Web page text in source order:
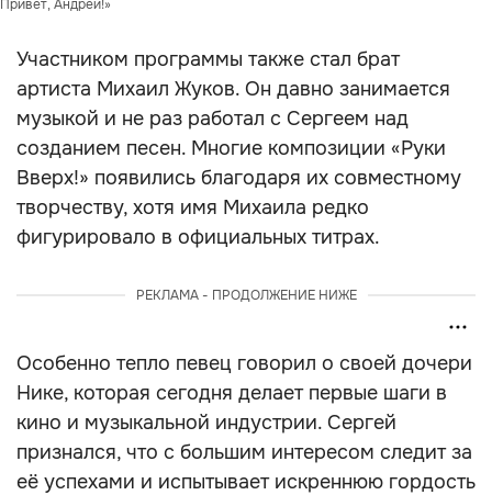
Андрей!»
Участником программы также стал брат
артиста Михаил Жуков. Он давно занимается
музыкой и не раз работал с Сергеем над
созданием песен. Многие композиции «Руки
Вверх!» появились благодаря их совместному
творчеству, хотя имя Михаила редко
фигурировало в официальных титрах.
РЕКЛАМА - ПРОДОЛЖЕНИЕ НИЖЕ
Особенно тепло певец говорил о своей дочери
Нике, которая сегодня делает первые шаги в
кино и музыкальной индустрии. Сергей
признался, что с большим интересом следит за
её успехами и испытывает искреннюю гордость